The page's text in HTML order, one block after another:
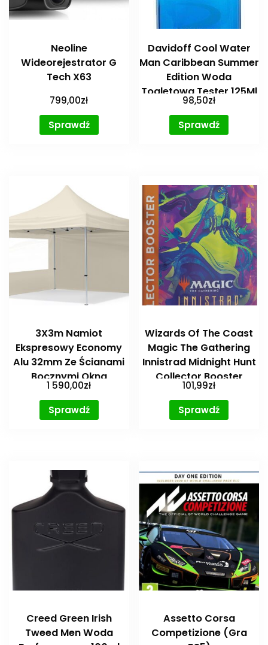
Neoline
Wideorejestrator G
Tech X63
799,00zł
Sprawdź
Davidoff Cool Water
Man Caribbean Summer
Edition Woda
Toaletowa Tester 125Ml
98,50zł
Sprawdź
3X3m Namiot
Ekspresowy Economy
Alu 32mm Ze Ścianami
Bocznymi Okna
Panoramiczne
Kremowy
1 590,00zł
Sprawdź
Wizards Of The Coast
Magic The Gathering
Innistrad Midnight Hunt
Collector Booster
101,99zł
Sprawdź
Creed Green Irish
Tweed Men Woda
Assetto Corsa
Competizione (Gra